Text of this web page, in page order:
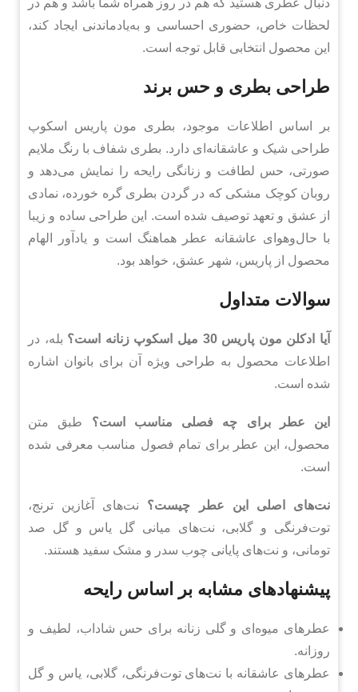
دنبال عطری هستید که هم در روز همراه شما باشد و هم در
لحظات خاص، حضوری احساسی و به‌یادماندنی ایجاد کند،
این محصول انتخابی قابل توجه است.
طراحی بطری و حس برند
بر اساس اطلاعات موجود، بطری مون پاریس اسکوپ
طراحی شیک و عاشقانه‌ای دارد. بطری شفاف با رنگ ملایم
صورتی، حس لطافت و زنانگی رایحه را نمایش می‌دهد و
روبان کوچک مشکی که در گردن بطری گره خورده، نمادی
از عشق و تعهد توصیف شده است. این طراحی ساده و زیبا
با حال‌وهوای عاشقانه عطر هماهنگ است و یادآور الهام
محصول از پاریس، شهر عشق، خواهد بود.
سوالات متداول
آیا ادکلن مون پاریس 30 میل اسکوپ زنانه است؟
بله، در
اطلاعات محصول به طراحی ویژه آن برای بانوان اشاره
شده است.
این عطر برای چه فصلی مناسب است؟ طبق متن
محصول، این عطر برای تمام فصول مناسب معرفی شده
است.
نت‌های اصلی این عطر چیست؟ نت‌های آغازین ترنج،
توت‌فرنگی و گلابی، نت‌های میانی گل یاس و گل صد
تومانی، و نت‌های پایانی چوب سدر و مشک سفید هستند.
پیشنهادهای مشابه بر اساس رایحه
عطرهای میوه‌ای و گلی زنانه برای حس شاداب، لطیف و
روزانه.
عطرهای عاشقانه با نت‌های توت‌فرنگی، گلابی، یاس و گل